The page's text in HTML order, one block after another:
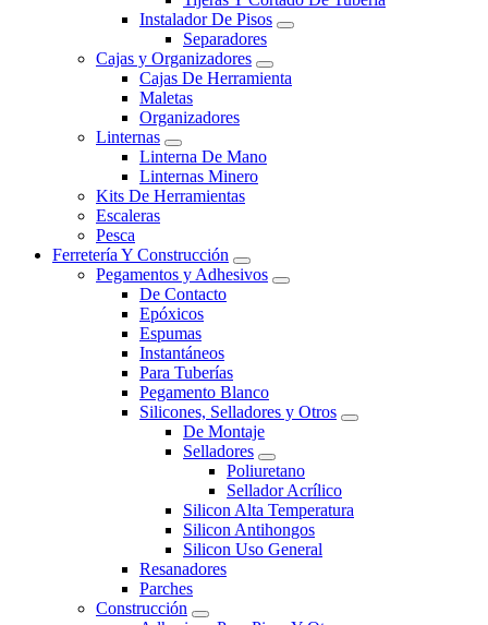
Instalador De Pisos
Separadores
Cajas y Organizadores
Cajas De Herramienta
Maletas
Organizadores
Linternas
Linterna De Mano
Linternas Minero
Kits De Herramientas
Escaleras
Pesca
Ferretería Y Construcción
Pegamentos y Adhesivos
De Contacto
Epóxicos
Espumas
Instantáneos
Para Tuberías
Pegamento Blanco
Silicones, Selladores y Otros
De Montaje
Selladores
Poliuretano
Sellador Acrílico
Silicon Alta Temperatura
Silicon Antihongos
Silicon Uso General
Resanadores
Parches
Construcción